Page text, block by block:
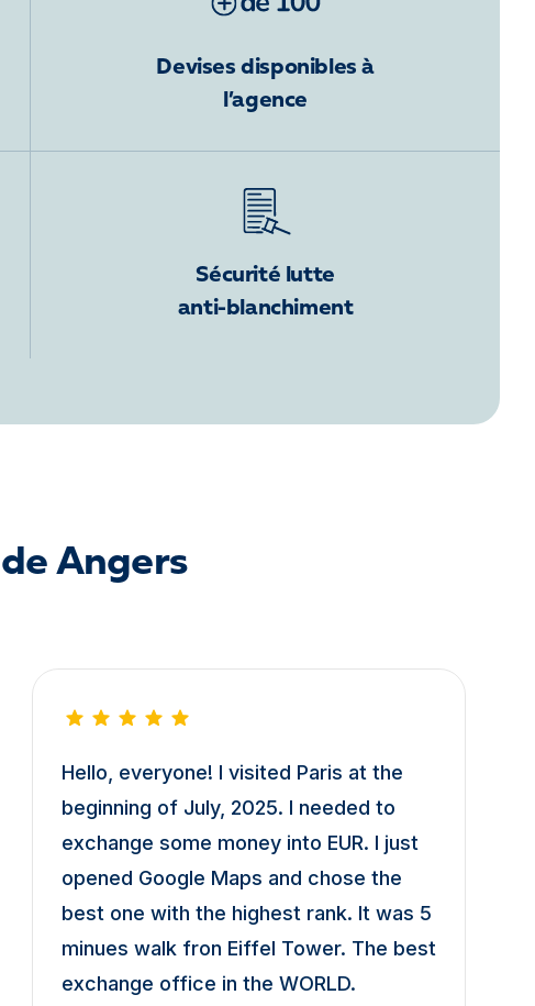
Devises disponibles à
l’agence
Sécurité lutte
anti-blanchiment
Angers
Hello, everyone! I visited Paris at the
beginning of July, 2025. I needed to
exchange some money into EUR. I just
opened Google Maps and chose the
best one with the highest rank. It was 5
minues walk fron Eiffel Tower. The best
exchange office in the WORLD.